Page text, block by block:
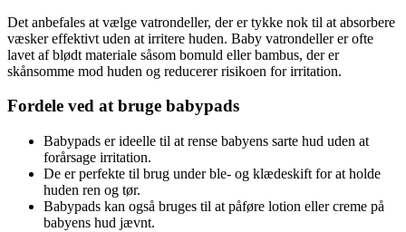
Det anbefales at vælge vatrondeller, der er tykke nok til at absorbere
væsker effektivt uden at irritere huden. Baby vatrondeller er ofte
lavet af blødt materiale såsom bomuld eller bambus, der er
skånsomme mod huden og reducerer risikoen for irritation.
Fordele ved at bruge babypads
Babypads er ideelle til at rense babyens sarte hud uden at
forårsage irritation.
De er perfekte til brug under ble- og klædeskift for at holde
huden ren og tør.
Babypads kan også bruges til at påføre lotion eller creme på
babyens hud jævnt.